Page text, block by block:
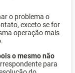
o problema o
exceto se for
operação mais
o mesmo não
para